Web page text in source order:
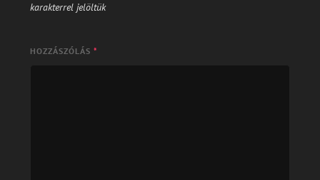
karakterrel jelöltük
HOZZÁSZÓLÁS *